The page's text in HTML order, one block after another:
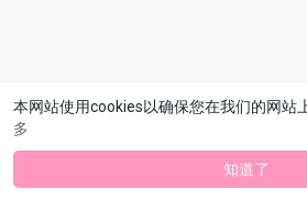
本网站使用cookies以确保您在我们的网站
多
知道了